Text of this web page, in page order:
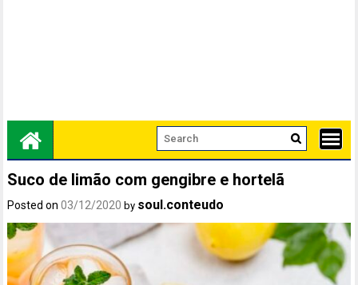
Suco de limão com gengibre e hortelã
Posted on03/12/2020 by soul.conteudo